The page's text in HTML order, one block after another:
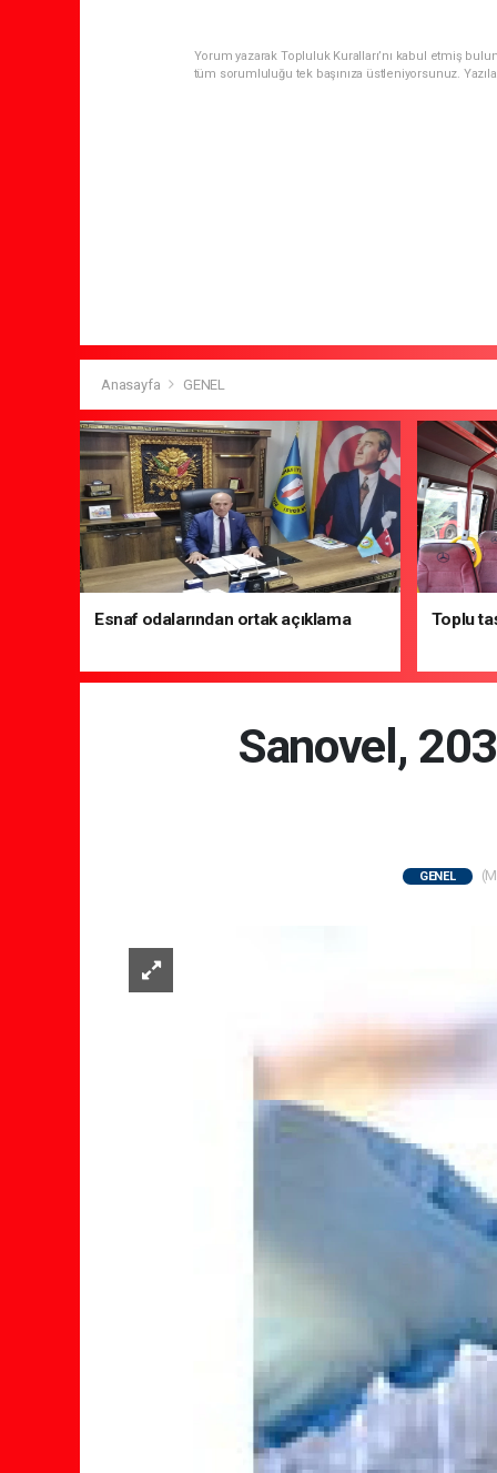
Yorum yazarak Topluluk Kuralları’nı kabul etmiş
tüm sorumluluğu tek başınıza üstleniyorsunuz.
Anasayfa GENEL
Esnaf odalarından ortak açıklama Toplu
Sanovel,
GENEL